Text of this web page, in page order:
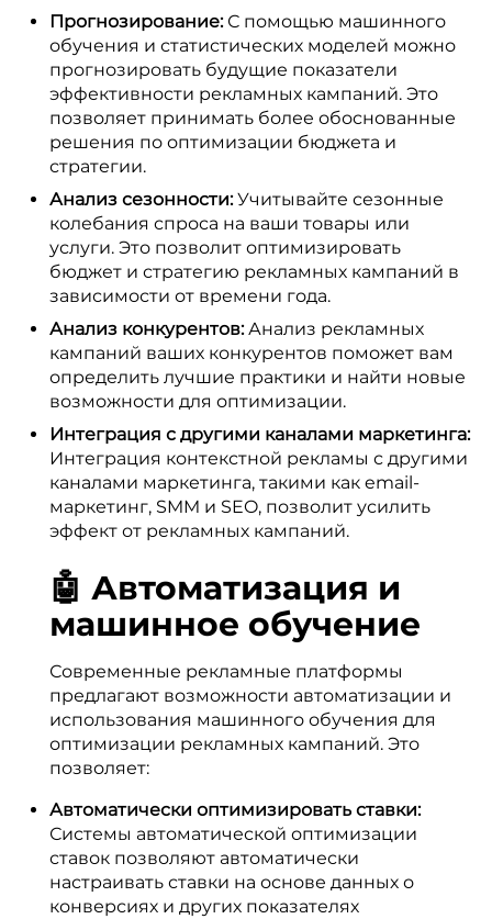
Прогнозирование:С помощью машинного
обучения и статистических моделей можно
прогнозировать будущие показатели
эффективности рекламных кампаний. Это
позволяет принимать более обоснованные
решения по оптимизации бюджета и
стратегии.
Анализ сезонности:Учитывайте сезонные
колебания спроса на ваши товары или
услуги. Это позволит оптимизировать
бюджет и стратегию рекламных кампаний в
зависимости от времени года.
Анализ конкурентов:Анализ рекламных
кампаний ваших конкурентов поможет вам
определить лучшие практики и найти новые
возможности для оптимизации.
Интеграция с другими каналами маркетинга:
Интеграция контекстной рекламы с другими
каналами маркетинга, такими как email-
маркетинг, SMM и SEO, позволит усилить
эффект от рекламных кампаний.
🤖 Автоматизация и
машинное обучение
Современные рекламные платформы
предлагают возможности автоматизации и
использования машинного обучения для
оптимизации рекламных кампаний. Это
позволяет:
Автоматически оптимизировать ставки:
Системы автоматической оптимизации
ставок позволяют автоматически
настраивать ставки на основе данных о
конверсиях и других показателях